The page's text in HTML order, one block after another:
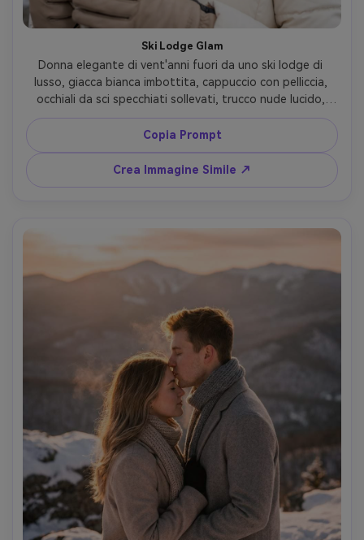
Ski Lodge Glam
Donna elegante di vent'anni fuori da uno ski lodge di
lusso, giacca bianca imbottita, cappuccio con pelliccia,
occhiali da sci specchiati sollevati, trucco nude lucido,
tiene un latte con vapore, neve che cade leggera, luci
tungsteno del lodge sfocate sullo sfondo, scatto Canon
R5, 50mm f/1.2, ritratto ravvicinato, pori realistici e
highlights naturali, atmosfera da campagna invernale
high-fashion --ar 4:5
Copia Prompt
Crea Immagine Simile ↗